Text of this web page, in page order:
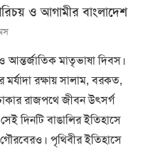
ও আগামীর বাংলাদেশ
মাতৃভাষা দিবস।
রক্ষায় সালাম, বরকত,
রাজপথে জীবন উৎসর্গ
দিনটি বাঙালির ইতিহাসে
পৃথিবীর ইতিহাসে